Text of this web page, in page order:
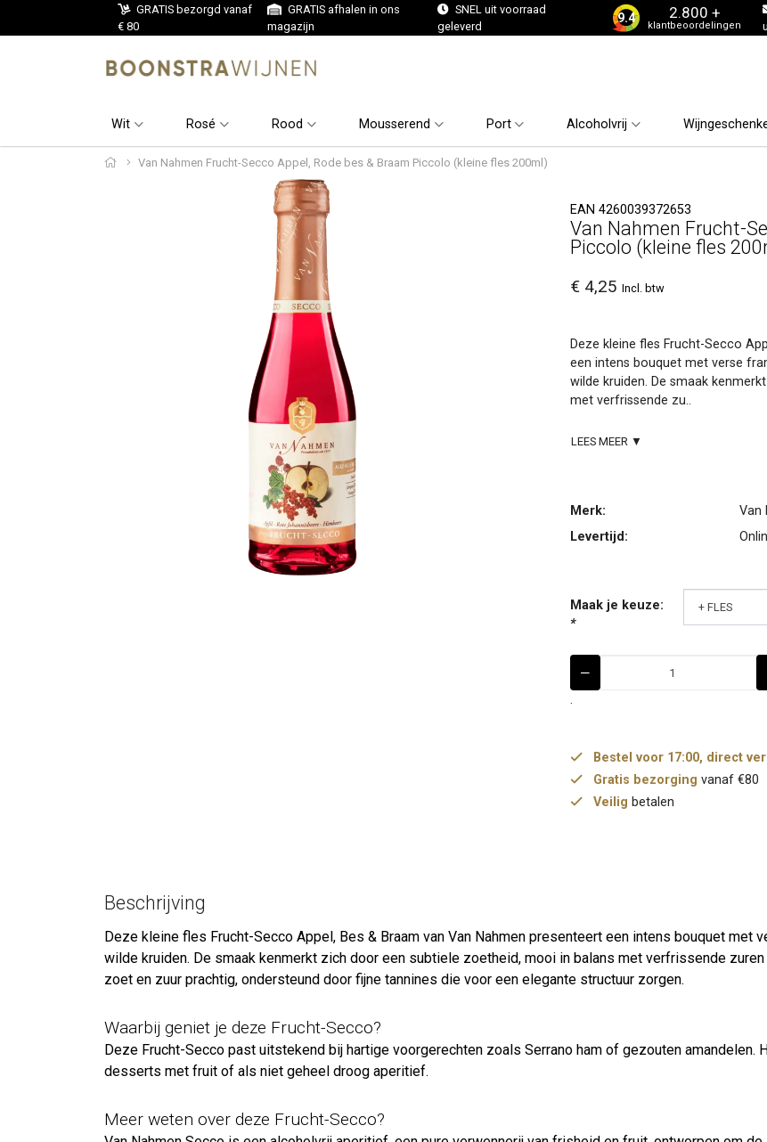
GRATIS bezorgd vanaf
€ 80
GRATIS afhalen in ons
magazijn
SNEL uit voorraad
geleverd
9.4 2.800 +
klantbeoordelingen
Wit Rosé Rood Mousserend Port Alcoholvrij
Van Nahmen Frucht-Secco Appel, Rode bes & Braam Piccolo (kleine fles 200ml)
EAN 4260039372653
Van Nahmen Frucht-
Piccolo (kleine fles
€ 4,25 Incl. btw
Deze kleine fles Frucht-Secco
een intens bouquet met verse
wilde kruiden. De smaak
met verfrissende zu..
LEES MEER ▼
Merk:
Van
Levertijd:
Maak je keuze:
*
.
Bestel voor 17:00, direct
Gratis bezorging vanaf €80
Veilig betalen
Beschrijving
Deze kleine fles Frucht-Secco Appel, Bes & Braam van Van Nahmen presenteert een intens bouquet
wilde kruiden. De smaak kenmerkt zich door een subtiele zoetheid, mooi in balans met verfrissende
zoet en zuur prachtig, ondersteund door fijne tannines die voor een elegante structuur zorgen.
Waarbij geniet je deze Frucht-Secco?
Deze Frucht-Secco past uitstekend bij hartige voorgerechten zoals Serrano ham of gezouten
desserts met fruit of als niet geheel droog aperitief.
Meer weten over deze Frucht-Secco?